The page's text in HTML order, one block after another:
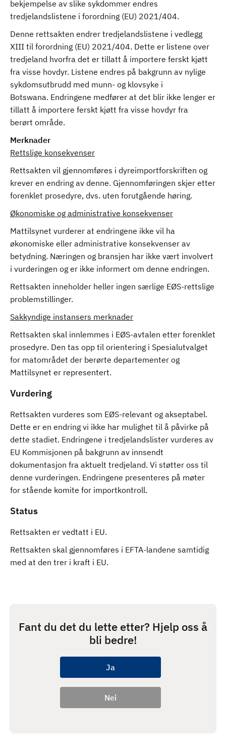
bekjempelse av slike sykdommer endres
tredjelandslistene i forordning (EU) 2021/404.
Denne rettsakten endrer tredjelandslistene i vedlegg
XIII til forordning (EU) 2021/404. Dette er listene over
tredjeland hvorfra det er tillatt å importere ferskt kjøtt
fra visse hovdyr. Listene endres på bakgrunn av nylige
sykdomsutbrudd med munn- og klovsyke i
Botswana. Endringene medfører at det blir ikke lenger er
tillatt å importere ferskt kjøtt fra visse hovdyr fra
berørt område.
Merknader
Rettslige konsekvenser
Rettsakten vil gjennomføres i dyreimportforskriften og
krever en endring av denne. Gjennomføringen skjer etter
forenklet prosedyre, dvs. uten forutgående høring.
Økonomiske og administrative konsekvenser
Mattilsynet vurderer at endringene ikke vil ha
økonomiske eller administrative konsekvenser av
betydning. Næringen og bransjen har ikke vært involvert
i vurderingen og er ikke informert om denne endringen.
Rettsakten inneholder heller ingen særlige EØS-rettslige
problemstillinger.
Sakkyndige instansers merknader
Rettsakten skal innlemmes i EØS-avtalen etter forenklet
prosedyre. Den tas opp til orientering i Spesialutvalget
for matområdet der berørte departementer og
Mattilsynet er representert.
Vurdering
Rettsakten vurderes som EØS-relevant og akseptabel.
Dette er en endring vi ikke har mulighet til å påvirke på
dette stadiet. Endringene i tredjelandslister vurderes av
EU Kommisjonen på bakgrunn av innsendt
dokumentasjon fra aktuelt tredjeland. Vi støtter oss til
denne vurderingen. Endringene presenteres på møter
for stående komite for importkontroll.
Status
Rettsakten er vedtatt i EU.
Rettsakten skal gjennomføres i EFTA-landene samtidig
med at den trer i kraft i EU.
Fant du det du lette etter? Hjelp oss å
bli bedre!